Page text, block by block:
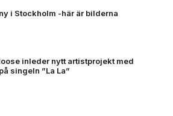
i Stockholm -här är bilderna
inleder nytt artistprojekt med
singeln ”La La”